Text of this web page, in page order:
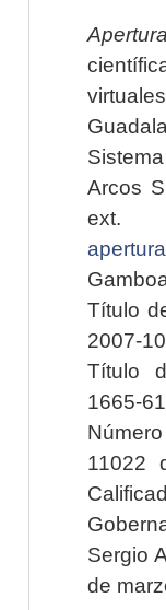
Apertura
Arcos
Título
2007-
Título
1665-
11022
Sergio
de